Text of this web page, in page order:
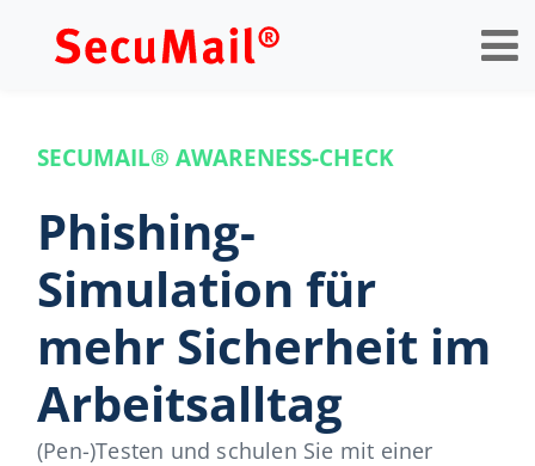
SECUMAIL® AWARENESS-CHECK
Phishing-
Simulation für
mehr Sicherheit im
Arbeitsalltag
(Pen-)Testen und schulen Sie mit einer